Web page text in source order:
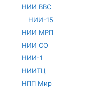
НИИ ВВС
НИИ-15
НИИ МРП
НИИ СО
НИИ-1
НИИТЦ
НПП Мир